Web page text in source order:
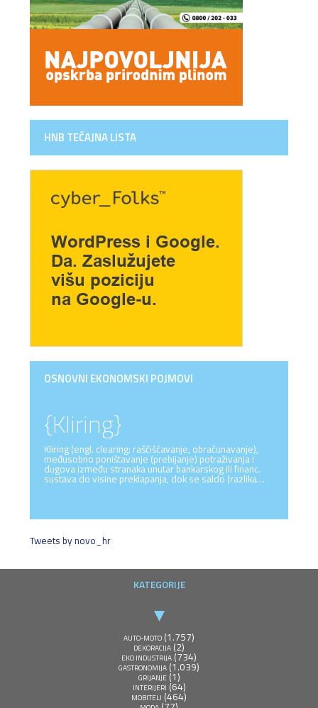
HNB TEČAJNA LISTA
OSNOVNI EKONOMSKI POJMOVI
{Kliring}
Kliring (engl. clearing: raščišćavanje, obračunavanje),
međusobno poništavanje (prebijanje) potraživanja i
dugova između stranaka unutar bankarskog ili financ.
sustava do visine preklapanja, dok se saldo (razlika…
Tweets by novo_hr
KATEGORIJE
AUTO-MOTO (1.757)
DEKORACIJA (2)
EKO INDUSTRIJA (734)
GASTRONOMIJA (1.039)
GRIJANJE(1)
INTERIJERI (64)
MOBITELI (464)